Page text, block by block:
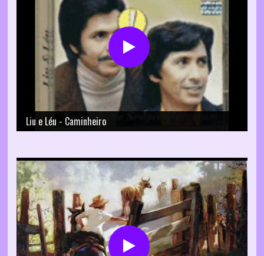
Liu e Léu - Caminheiro